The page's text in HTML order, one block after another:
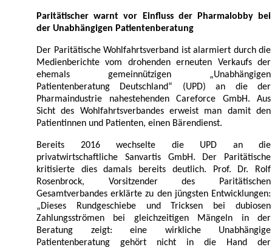
Paritätischer warnt vor Einfluss der Pharmalobby bei
der Unabhängigen Patientenberatung
Der Paritätische Wohlfahrtsverband ist alarmiert durch die
Medienberichte vom drohenden erneuten Verkaufs der
ehemals gemeinnützigen „Unabhängigen
Patientenberatung Deutschland“ (UPD) an die der
Pharmaindustrie nahestehenden Careforce GmbH. Aus
Sicht des Wohlfahrtsverbandes erweist man damit den
Patientinnen und Patienten, einen Bärendienst.
Bereits 2016 wechselte die UPD an die
privatwirtschaftliche Sanvartis GmbH. Der Paritätische
kritisierte dies damals bereits deutlich. Prof. Dr. Rolf
Rosenbrock, Vorsitzender des Paritätischen
Gesamtverbandes erklärte zu den jüngsten Entwicklungen:
„Dieses Rundgeschiebe und Tricksen bei dubiosen
Zahlungsströmen bei gleichzeitigen Mängeln in der
Beratung zeigt: eine wirkliche Unabhängige
Patientenberatung gehört nicht in die Hand der